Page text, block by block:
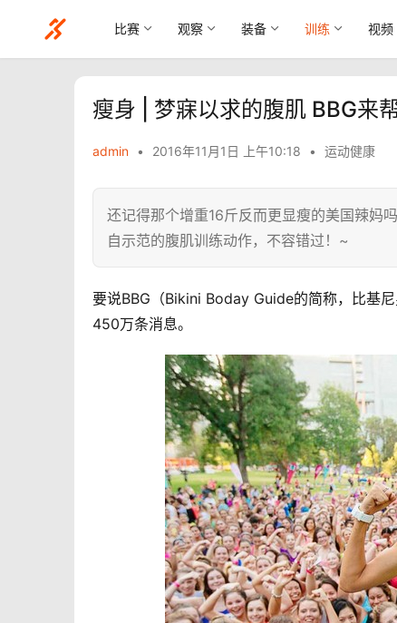
比赛 观察 装备 训练 视频
瘦身 | 梦寐以求的腹肌 BBG来
admin • 2016年11月1日 上午10:18 • 运动健康
还记得那个增重16斤反而更显瘦的美国辣妈
自示范的腹肌训练动作，不容错过！~
要说BBG（Bikini Boday Guide的简称，比基
450万条消息。